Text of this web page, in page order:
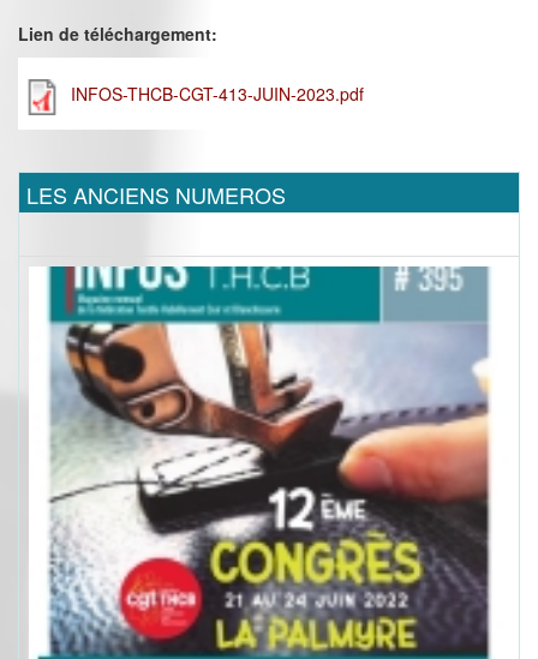
Lien de téléchargement:
INFOS-THCB-CGT-413-JUIN-2023.pdf
LES ANCIENS NUMEROS